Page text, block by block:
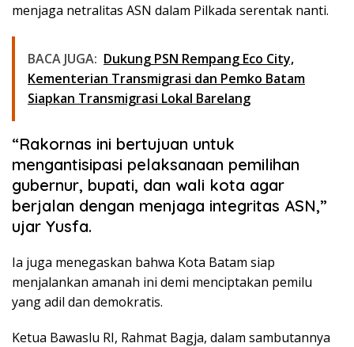
menjaga netralitas ASN dalam Pilkada serentak nanti.
BACA JUGA: Dukung PSN Rempang Eco City,
Kementerian Transmigrasi dan Pemko Batam
Siapkan Transmigrasi Lokal Barelang
“Rakornas ini bertujuan untuk
mengantisipasi pelaksanaan pemilihan
gubernur, bupati, dan wali kota agar
berjalan dengan menjaga integritas ASN,”
ujar Yusfa.
Ia juga menegaskan bahwa Kota Batam siap
menjalankan amanah ini demi menciptakan pemilu
yang adil dan demokratis.
Ketua Bawaslu RI, Rahmat Bagja, dalam sambutannya